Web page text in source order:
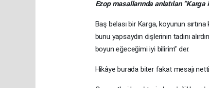
Ezop masallarında anlatılan
Baş belası bir Karga, koyunun
bunu yapsaydın dişlerinin tadını
boyun eğeceğimi iyi bilirim” der.
Hikâye burada biter fakat mesajı